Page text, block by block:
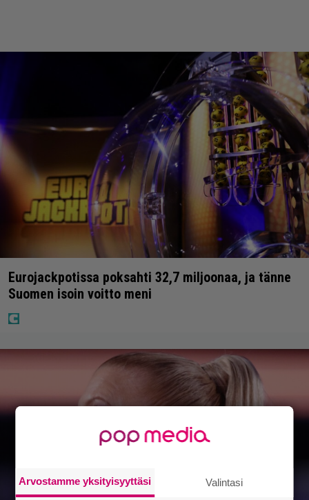
Eurojackpotissa poksahti 32,7 miljoonaa, ja tänne
Suomen isoin voitto meni
Arvostamme yksityisyyttäsi Valintasi